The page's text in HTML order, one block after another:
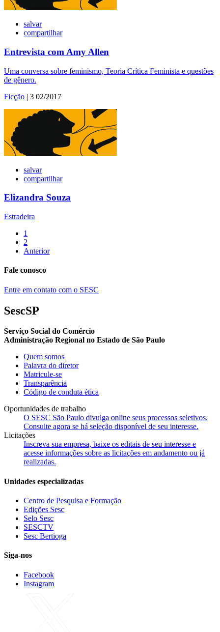
salvar
compartilhar
Entrevista com Amy Allen
Uma conversa sobre feminismo, Teoria Crítica Feminista e questões
de gênero.
Ficção | 3 02/2017
salvar
compartilhar
Elizandra Souza
Estradeira
1
2
Anterior
Fale conosco
Entre em contato com o SESC
SescSP
Serviço Social do Comércio
Administração Regional no Estado de São Paulo
Quem somos
Palavra do diretor
Matricule-se
Transparência
Código de conduta ética
Oportunidades de trabalho
O SESC São Paulo divulga online seus processos seletivos.
Consulte agora se há seleção disponível de seu interesse.
Licitações
Inscreva sua empresa, baixe os editais de seu interesse e
acesse informações sobre as licitações em andamento ou já
realizadas.
Unidades especializadas
Centro de Pesquisa e Formação
Edições Sesc
Selo Sesc
SESCTV
Sesc Bertioga
Siga-nos
Facebook
Instagram